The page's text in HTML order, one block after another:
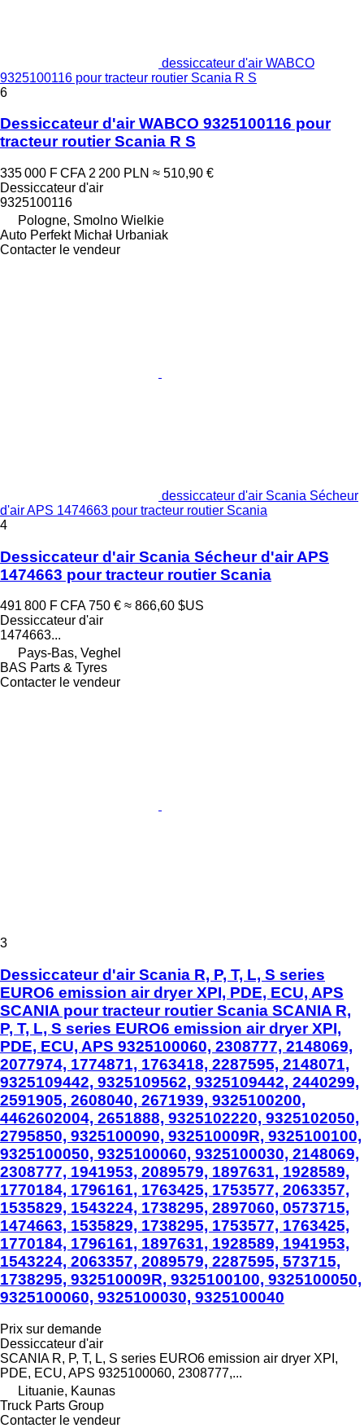
dessiccateur d'air WABCO
9325100116 pour tracteur routier Scania R S
6
Dessiccateur d'air WABCO 9325100116 pour
tracteur routier Scania R S
335 000 F CFA 2 200 PLN ≈ 510,90 €
Dessiccateur d'air
9325100116
Pologne, Smolno Wielkie
Auto Perfekt Michał Urbaniak
Contacter le vendeur
dessiccateur d'air Scania Sécheur
d'air APS 1474663 pour tracteur routier Scania
4
Dessiccateur d'air Scania Sécheur d'air APS
1474663 pour tracteur routier Scania
491 800 F CFA 750 € ≈ 866,60 $US
Dessiccateur d'air
1474663...
Pays-Bas, Veghel
BAS Parts & Tyres
Contacter le vendeur
3
Dessiccateur d'air Scania R, P, T, L, S series
EURO6 emission air dryer XPI, PDE, ECU, APS
SCANIA pour tracteur routier Scania SCANIA R,
P, T, L, S series EURO6 emission air dryer XPI,
PDE, ECU, APS 9325100060, 2308777, 2148069,
2077974, 1774871, 1763418, 2287595, 2148071,
9325109442, 9325109562, 9325109442, 2440299,
2591905, 2608040, 2671939, 9325100200,
4462602004, 2651888, 9325102220, 9325102050,
2795850, 9325100090, 932510009R, 9325100100,
9325100050, 9325100060, 9325100030, 2148069,
2308777, 1941953, 2089579, 1897631, 1928589,
1770184, 1796161, 1763425, 1753577, 2063357,
1535829, 1543224, 1738295, 2897060, 0573715,
1474663, 1535829, 1738295, 1753577, 1763425,
1770184, 1796161, 1897631, 1928589, 1941953,
1543224, 2063357, 2089579, 2287595, 573715,
1738295, 932510009R, 9325100100, 9325100050,
9325100060, 9325100030, 9325100040
Prix sur demande
Dessiccateur d'air
SCANIA R, P, T, L, S series EURO6 emission air dryer XPI,
PDE, ECU, APS 9325100060, 2308777,...
Lituanie, Kaunas
Truck Parts Group
Contacter le vendeur